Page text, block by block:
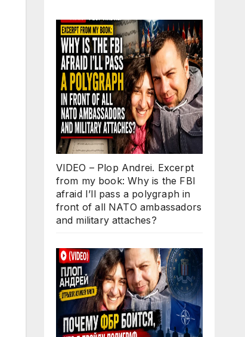
VIDEO – Plop Andrei. Excerpt
from my book: Why is the FBI
afraid I’ll pass a polygraph in
front of all NATO ambassadors
and military attaches?